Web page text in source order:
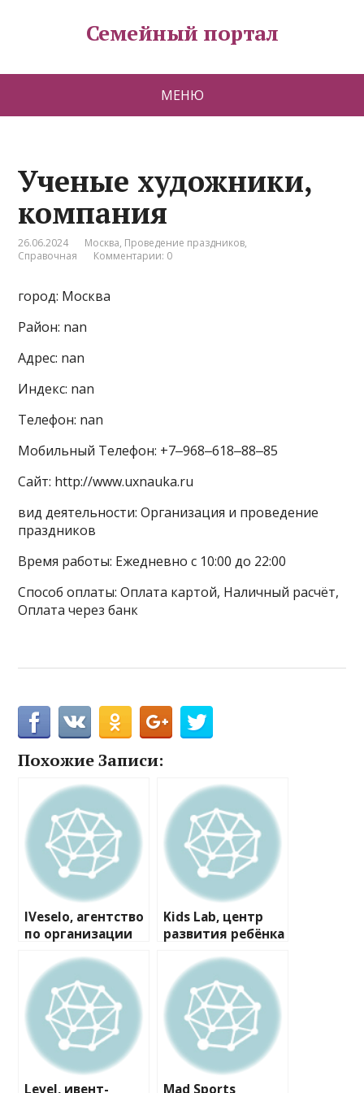
Семейный портал
МЕНЮ
Ученые художники,
компания
26.06.2024 Москва, Проведение праздников,
Справочная
Комментарии: 0
город: Москва
Район: nan
Адрес: nan
Индекс: nan
Телефон: nan
Мобильный Телефон: +7‒968‒618‒88‒85
Сайт: http://www.uxnauka.ru
вид деятельности: Организация и проведение
праздников
Время работы: Ежедневно с 10:00 до 22:00
Способ оплаты: Оплата картой, Наличный расчёт,
Оплата через банк
Похожие Записи:
IVeselo, агентство
по организации
праздников
Kids Lab, центр
развития ребёнка
Level, ивент- Mad Sports